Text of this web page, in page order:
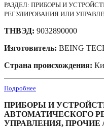
РАЗДЕЛ: ПРИБОРЫ И
РЕГУЛИРОВАНИЯ ИЛИ
ТНВЭД: 9032890000
Изготовитель: BEING
Страна происхождения:
Подробнее
ПРИБОРЫ И
АВТОМАТИЧЕСКОГО
УПРАВЛЕНИЯ, ПРОЧИЕ /